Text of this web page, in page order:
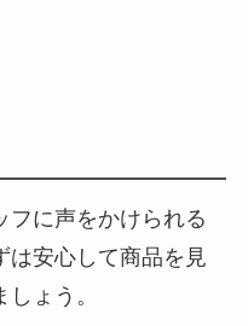
フに声をかけられる
は安心して商品を見
ょう。